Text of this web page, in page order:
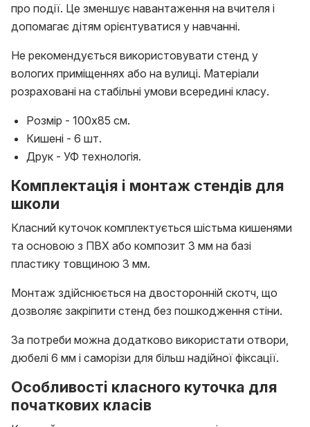
про події. Це зменшує навантаження на вчителя і
допомагає дітям орієнтуватися у навчанні.
Не рекомендується використовувати стенд у
вологих приміщеннях або на вулиці. Матеріали
розраховані на стабільні умови всередині класу.
Розмір - 100х85 см.
Кишені - 6 шт.
Друк - УФ технологія.
Комплектація і монтаж стендів для
школи
Класний куточок комплектується шістьма кишенями
та основою з ПВХ або композит 3 мм на базі
пластику товщиною 3 мм.
Монтаж здійснюється на двосторонній скотч, що
дозволяє закріпити стенд без пошкодження стіни.
За потреби можна додатково використати отвори,
дюбелі 6 мм і саморізи для більш надійної фіксації.
Особливості класного куточка для
початкових класів